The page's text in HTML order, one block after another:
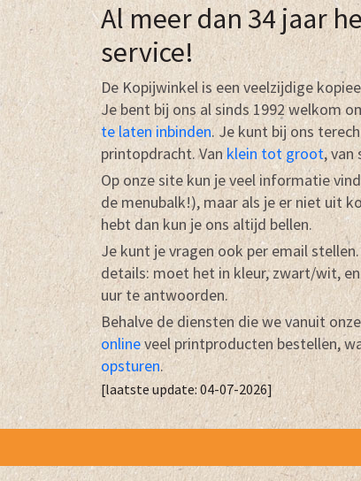
Al meer dan 34 jaar
service!
De Kopijwinkel is een veelzijdige
Je bent bij ons al sinds 1992 welkom
te laten inbinden. Je kunt bij ons
printopdracht. Vanklein tot groot,
Op onze site kun je veel informatie
de menubalk!), maar als je er niet uit
hebt dan kun je ons altijd bellen.
Je kunt je vragen ook per email
details: moet het in kleur, zwart/wit,
uur te antwoorden.
Behalve de diensten die we vanuit
onlineveel printproducten bestellen,
opsturen.
[laatste update: 04-07-2026]